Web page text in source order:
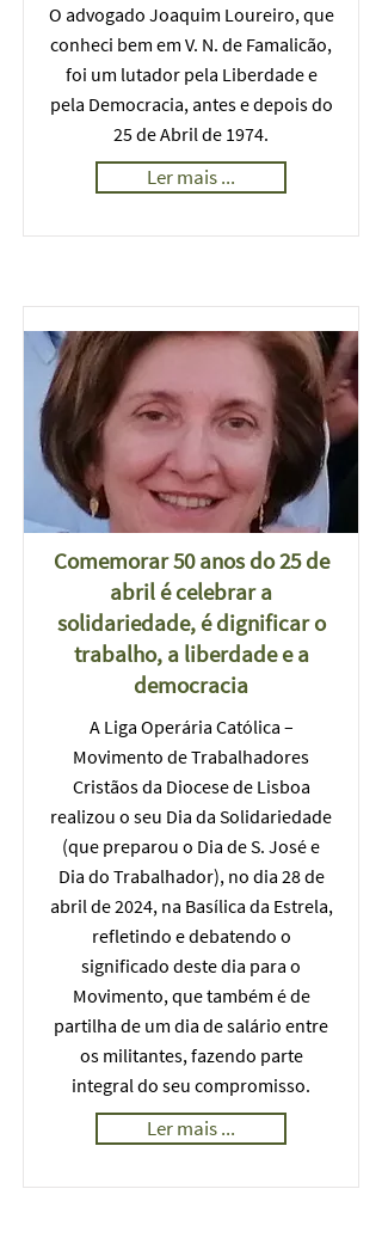
O advogado Joaquim Loureiro, que
conheci bem em V. N. de Famalicão,
foi um lutador pela Liberdade e
pela Democracia, antes e depois do
25 de Abril de 1974.
Ler mais ...
Comemorar 50 anos do 25 de
abril é celebrar a
solidariedade, é dignificar o
trabalho, a liberdade e a
democracia
A Liga Operária Católica –
Movimento de Trabalhadores
Cristãos da Diocese de Lisboa
realizou o seu Dia da Solidariedade
(que preparou o Dia de S. José e
Dia do Trabalhador), no dia 28 de
abril de 2024, na Basílica da Estrela,
refletindo e debatendo o
significado deste dia para o
Movimento, que também é de
partilha de um dia de salário entre
os militantes, fazendo parte
integral do seu compromisso.
Ler mais ...